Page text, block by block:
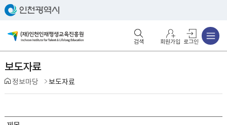
회원가입 로그인
보도자료
정보마당 보도자료